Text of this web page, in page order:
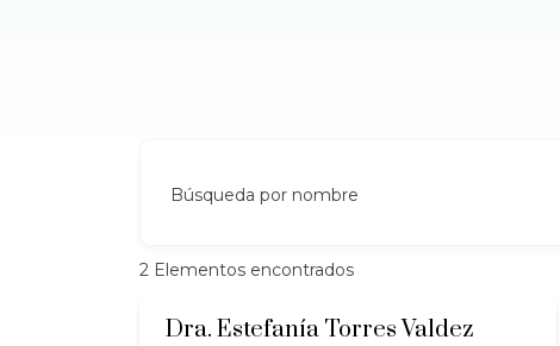
Búsqueda por nombre
2 Elementos encontrados
Dra. Estefanía Torres Valdez